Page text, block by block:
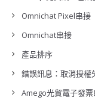
Omnichat Pixel串接
Omnichat串接
產品排序
錯誤訊息：取消授權
Amego光貿電子發票